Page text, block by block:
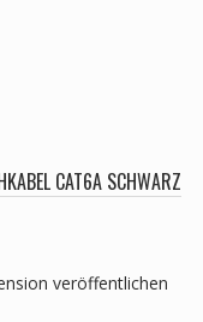
CAT6A SCHWARZ
veröffentlichen